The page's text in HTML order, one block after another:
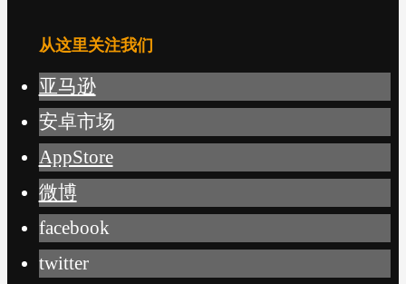
从这里关注我们
亚马逊
安卓市场
AppStore
微博
facebook
twitter